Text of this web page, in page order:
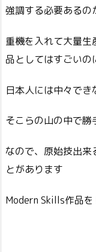
強調する必要あるの
重機を入れて大量
品としてはすごいの
日本人には中々で
そこらの山の中で
なので、原始技出来
とがあります
Modern Skills作品